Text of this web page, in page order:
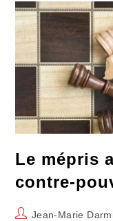
Le mépris
contre-
Auteur/autrice
Jean-Marie